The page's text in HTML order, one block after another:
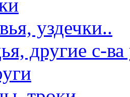
уздечки..
другие с-